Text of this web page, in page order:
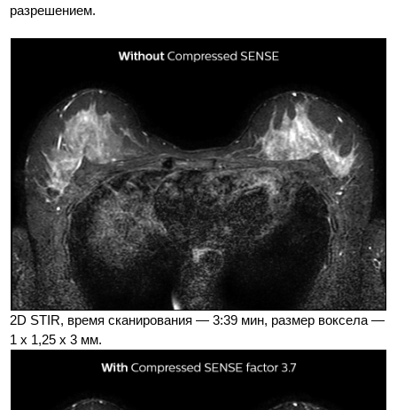
разрешением.
2D STIR, время сканирования — 3:39 мин, размер воксела —
1 x 1,25 x 3 мм.